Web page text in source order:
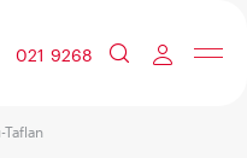
021 9268
Taflan